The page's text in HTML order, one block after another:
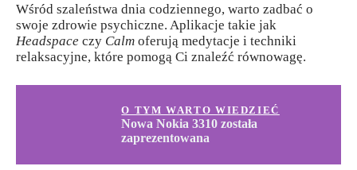
Wśród szaleństwa dnia codziennego, warto zadbać o
swoje zdrowie psychiczne. Aplikacje takie jak
Headspace czy Calm oferują medytacje i techniki
relaksacyjne, które pomogą Ci znaleźć równowagę.
O TYM WARTO WIEDZIEĆ
Nowa Nokia 3310 została
zaprezentowana